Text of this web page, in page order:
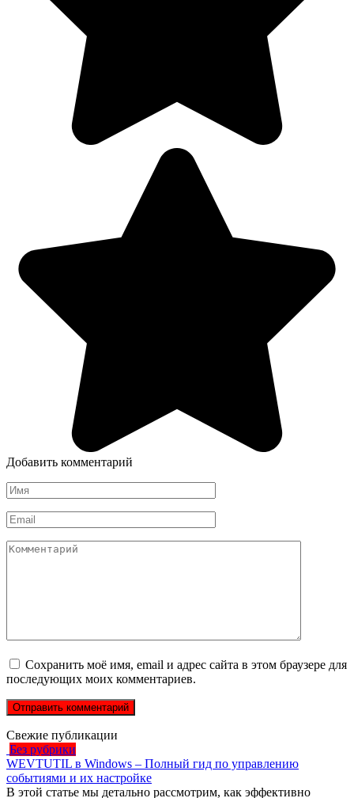
Добавить комментарий
Имя
*
Email
*
Комментарий
Сохранить моё имя, email и адрес сайта в этом браузере для
последующих моих комментариев.
Свежие публикации
Без рубрики
WEVTUTIL в Windows – Полный гид по управлению
событиями и их настройке
В этой статье мы детально рассмотрим, как эффективно